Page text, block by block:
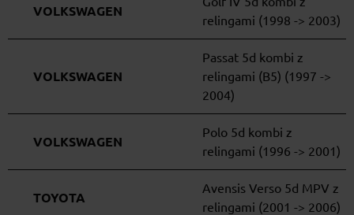
VOLKSWAGEN
relingami (1998 -> 2003)
VOLKSWAGEN
Passat 5d kombi z
relingami (B5) (1997 ->
2004)
VOLKSWAGEN
Polo 5d kombi z
relingami (1996 -> 2001)
TOYOTA
Avensis Verso 5d MPV z
relingami (2001 -> 2006)